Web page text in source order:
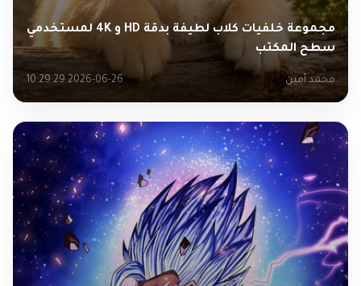
مجموعة خلفيات كلاب لطيفة بدقة HD و 4K لمستخدمي
سطح المكتب
محمد أمين 2026-06-26 10:29:29